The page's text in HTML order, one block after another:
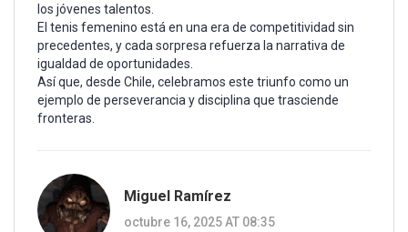
los jóvenes talentos.
El tenis femenino está en una era de competitividad sin
precedentes, y cada sorpresa refuerza la narrativa de
igualdad de oportunidades.
Así que, desde Chile, celebramos este triunfo como un
ejemplo de perseverancia y disciplina que trasciende
fronteras.
Miguel Ramírez
octubre 16, 2025 AT 08:35